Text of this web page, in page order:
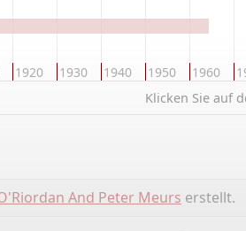
1920 1930 1940 1950 1960
Klicken Sie auf
And Peter Meurs erstellt.